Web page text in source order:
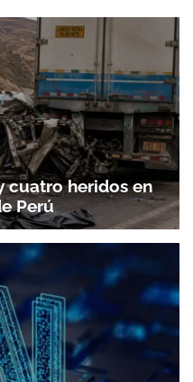
cuatro heridos en
Perú